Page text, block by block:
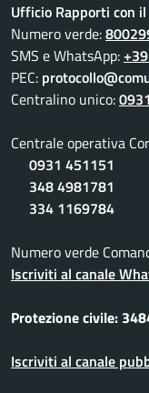
Ufficio Rapporti con
Numero verde:
SMS e WhatsApp:
PEC:
Centralino unico:
Centrale operativa
0931 451151
348 4981781
334 1169784
Numero verde
Iscriviti al canale
Protezione civile:
Iscriviti al canale